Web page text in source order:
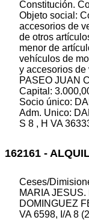
Constitución.
Objeto social:
accesorios de
de otros
menor de
vehículos de
y accesorios de
PASEO JUAN
Capital:
Socio único:
Adm. Unico:
S 8 , H VA
162161 -
Ceses/
MARIA
DOMINGUEZ
VA 6598, I/A 8